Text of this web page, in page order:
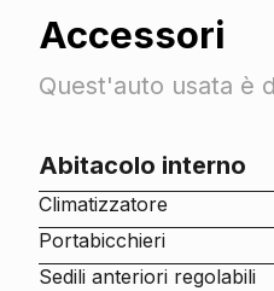
Accessori
Quest'auto usata è
Abitacolo interno
Climatizzatore
Portabicchieri
Sedili anteriori regolabili